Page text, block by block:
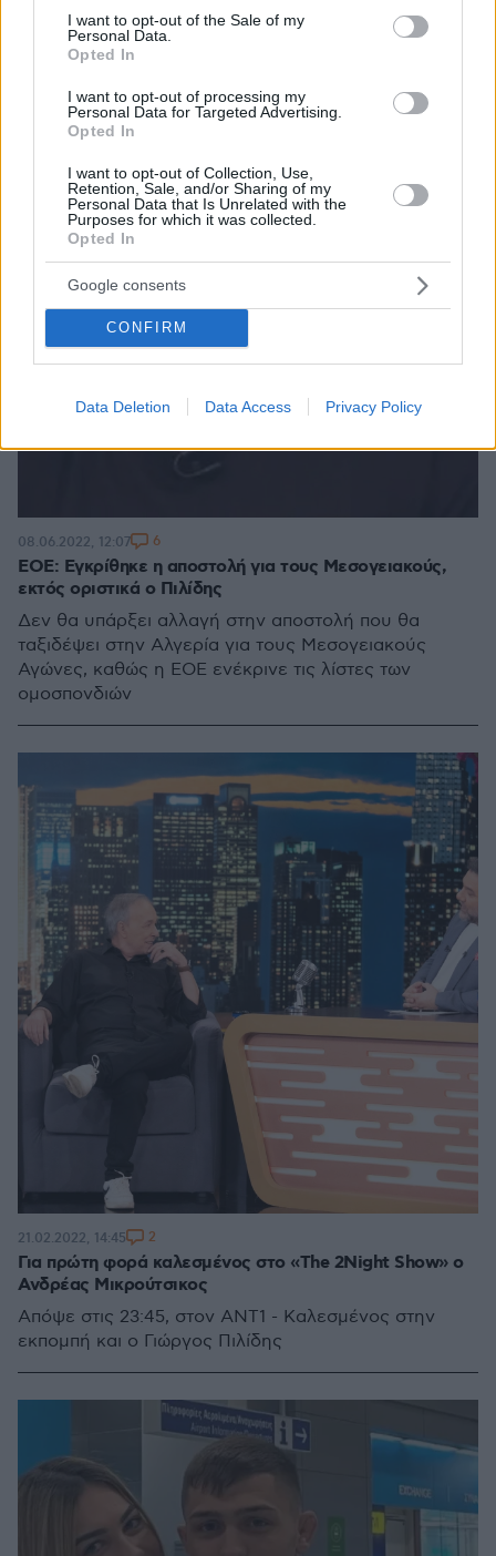
consent section.
I want to opt-out of the Sale of my
Personal Data.
Opted In
I want to opt-out of processing my
Personal Data for Targeted Advertising.
Opted In
I want to opt-out of Collection, Use,
Retention, Sale, and/or Sharing of my
Personal Data that Is Unrelated with the
Purposes for which it was collected.
Opted In
Google consents
CONFIRM
Data Deletion Data Access Privacy Policy
ΕΟΕ: Εγκρίθηκε η αποστολή για τους Μεσογειακούς,
εκτός οριστικά ο Πιλίδης
Δεν θα υπάρξει αλλαγή στην αποστολή που θα
ταξιδέψει στην Αλγερία για τους Μεσογειακούς
Αγώνες, καθώς η ΕΟΕ ενέκρινε τις λίστες των
ομοσπονδιών
08.06.2022, 12:07 6
Για πρώτη φορά καλεσμένος στο «The 2Night Show» o
Ανδρέας Μικρούτσικος
Απόψε στις 23:45, στον ΑΝΤ1 - Καλεσμένος στην
εκπομπή και ο Γιώργος Πιλίδης
21.02.2022, 14:45 2